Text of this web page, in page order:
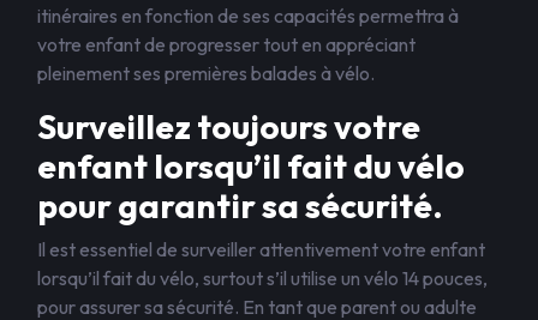
itinéraires en fonction de ses capacités permettra à
votre enfant de progresser tout en appréciant
pleinement ses premières balades à vélo.
Surveillez toujours votre
enfant lorsqu’il fait du vélo
pour garantir sa sécurité.
Il est essentiel de surveiller attentivement votre enfant
lorsqu’il fait du vélo, surtout s’il utilise un vélo 14 pouces,
pour assurer sa sécurité. En tant que parent ou adulte